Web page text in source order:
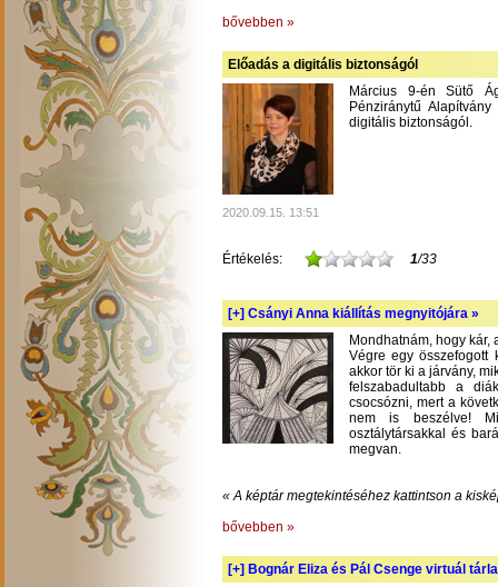
bővebben »
Előadás a digitális biztonságól
Március 9-én Sütő
Pénziránytű
digitális biztonságól.
2020.09.15. 13:51
Értékelés: 1/33
[+] Csányi Anna kiállítás megnyitójára »
Mondhatnám, hogy kár,
Végre egy összefogott
akkor tör ki a járvány,
felszabadultabb a
csocsózni, mert a
nem is beszélve!
osztálytársakkal és
megvan.
« A képtár megtekintéséhez kattintson a
bővebben »
[+] Bognár Eliza és Pál Csenge virtuál